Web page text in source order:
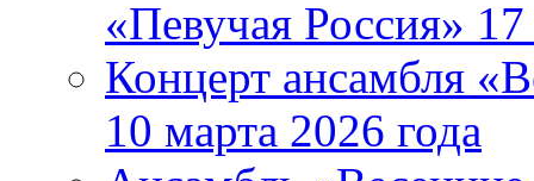
«Певучая Россия»
Концерт ансамбля
10 марта 2026 года